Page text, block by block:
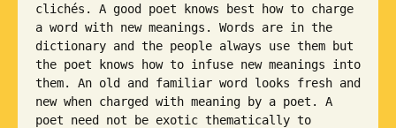
clichés. A good poet knows best how to charge
a word with new meanings. Words are in the
dictionary and the people always use them but
the poet knows how to infuse new meanings into
them. An old and familiar word looks fresh and
new when charged with meaning by a poet. A
poet need not be exotic thematically to